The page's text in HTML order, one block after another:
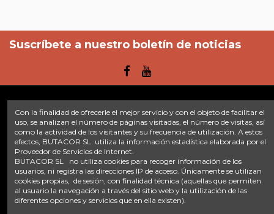
Suscríbete a nuestro boletín de noticias
Enlaces
Inicio Sobre nosotros Contacte con nosotros
Aviso legal
Política de privacidad
Tratamiento de datos
Términos y condiciones
Plazos de envío
Contáctanos
Con la finalidad de ofrecerle el mejor servicio y con el objeto de facilitar el
uso, se analizan el número de páginas visitadas, el número de visitas, así
como la actividad de los visitantes y su frecuencia de utilización. A estos
efectos, BUTACOR SL utiliza la información estadística elaborada por el
Proveedor de Servicios de Internet.
BUTACOR SL no utiliza cookies para recoger información de los
usuarios, ni registra las direcciones IP de acceso. Únicamente se utilizan
cookies propias, de sesión, con finalidad técnica (aquellas que permiten
al usuario la navegación a través del sitio web y la utilización de las
diferentes opciones y servicios que en ella existen).